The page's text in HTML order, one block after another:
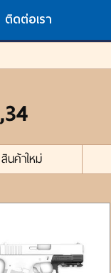
ติดต่อเรา
สินค้าใหม่